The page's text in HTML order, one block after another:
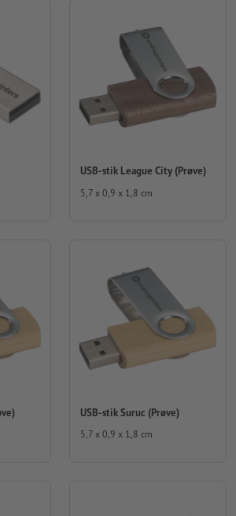
USB-stik League City (Prøve)
5,7 x 0,9 x 1,8 cm
USB-stik Suruc (Prøve)
5,7 x 0,9 x 1,8 cm